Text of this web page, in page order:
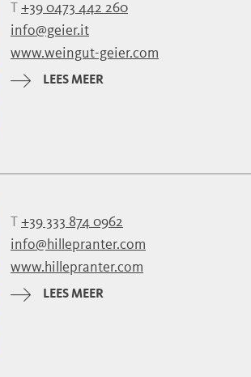
T +39 0473 442 260
info@geier.it
www.weingut-geier.com
LEES MEER
T +39 333 874 0962
info@hillepranter.com
www.hillepranter.com
LEES MEER